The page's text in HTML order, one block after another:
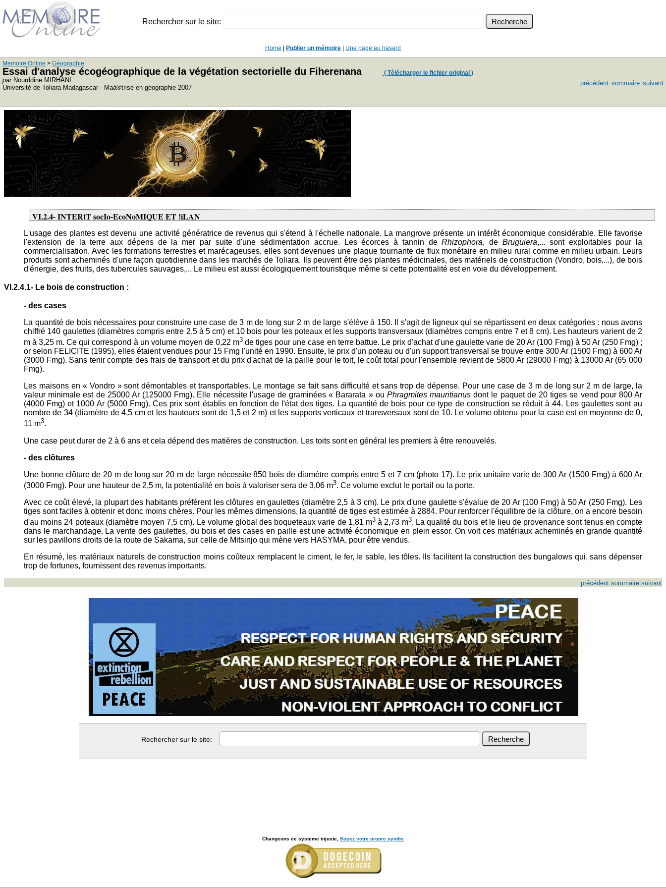
Rechercher sur le site:
Home Publier un mémoire Une page au hasard
Memoire Online > Géographie
Essai d'analyse écogéographique de la végétation sectorielle du Fiherenana ( Télécharger le fichier original )
parNourddine MIRHANI
Université de Toliara Madagascar - Maà®trise en géographie 2007
précédent sommaire suivant
VI.2.4- INTERtT socIo-EcoNoMIQUE ET !iLAN
L'usage des plantes est devenu une activité génératrice de revenus qui s'étend à l'échelle nationale. La mangrove présente un intérêt économique considérable. Elle favorise
l'extension de la terre aux dépens de la mer par suite d'une sédimentation accrue. Les écorces à tannin deRhizophora, de Bruguiera,... sont exploitables pour la
commercialisation. Avec les formations terrestres et marécageuses, elles sont devenues une plaque tournante de flux monétaire en milieu rural comme en milieu urbain. Leurs
produits sont acheminés d'une façon quotidienne dans les marchés de Toliara. Ils peuvent être des plantes médicinales, des matériels de construction (Vondro, bois,...), de bois
d'énergie, des fruits, des tubercules sauvages,... Le milieu est aussi écologiquement touristique même si cette potentialité est en voie du développement.
VI.2.4.1- Le bois de construction :
- des cases
La quantité de bois nécessaires pour construire une case de 3 m de long sur 2 m de large s'élève à 150. Il s'agit de ligneux qui se répartissent en deux catégories : nous avons
chiffré 140 gaulettes (diamètres compris entre 2,5 à 5 cm) et 10 bois pour les poteaux et les supports transversaux (diamètres compris entre 7 et 8 cm). Les hauteurs varient de 2
m à 3,25 m. Ce qui correspond à un volume moyen de 0,22 m3 de tiges pour une case en terre battue. Le prix d'achat d'une gaulette varie de 20 Ar (100 Fmg) à 50 Ar (250 Fmg) ;
or selon FELICITE (1995), elles étaient vendues pour 15 Fmg l'unité en 1990. Ensuite, le prix d'un poteau ou d'un support transversal se trouve entre 300 Ar (1500 Fmg) à 600 Ar
(3000 Fmg). Sans tenir compte des frais de transport et du prix d'achat de la paille pour le toit, le coût total pour l'ensemble revient de 5800 Ar (29000 Fmg) à 13000 Ar (65 000
Fmg).
Les maisons en « Vondro » sont démontables et transportables. Le montage se fait sans difficulté et sans trop de dépense. Pour une case de 3 m de long sur 2 m de large, la
valeur minimale est de 25000 Ar (125000 Fmg). Elle nécessite l'usage de graminées « Bararata » ou Phragmites mauritianus dont le paquet de 20 tiges se vend pour 800 Ar
(4000 Fmg) et 1000 Ar (5000 Fmg). Ces prix sont établis en fonction de l'état des tiges. La quantité de bois pour ce type de construction se réduit à 44. Les gaulettes sont au
nombre de 34 (diamètre de 4,5 cm et les hauteurs sont de 1,5 et 2 m) et les supports verticaux et transversaux sont de 10. Le volume obtenu pour la case est en moyenne de 0,
11 m3.
Une case peut durer de 2 à 6 ans et cela dépend des matières de construction. Les toits sont en général les premiers à être renouvelés.
- des clôtures
Une bonne clôture de 20 m de long sur 20 m de large nécessite 850 bois de diamètre compris entre 5 et 7 cm (photo 17). Le prix unitaire varie de 300 Ar (1500 Fmg) à 600 Ar
(3000 Fmg). Pour une hauteur de 2,5 m, la potentialité en bois à valoriser sera de 3,06 m3. Ce volume exclut le portail ou la porte.
Avec ce coût élevé, la plupart des habitants préfèrent les clôtures en gaulettes (diamètre 2,5 à 3 cm). Le prix d'une gaulette s'évalue de 20 Ar (100 Fmg) à 50 Ar (250 Fmg). Les
tiges sont faciles à obtenir et donc moins chères. Pour les mêmes dimensions, la quantité de tiges est estimée à 2884. Pour renforcer l'équilibre de la clôture, on a encore besoin
d'au moins 24 poteaux (diamètre moyen 7,5 cm). Le volume global des boqueteaux varie de 1,81 m3 à 2,73 m3. La qualité du bois et le lieu de provenance sont tenus en compte
dans le marchandage. La vente des gaulettes, du bois et des cases en paille est une activité économique en plein essor. On voit ces matériaux acheminés en grande quantité
sur les pavillons droits de la route de Sakama, sur celle de Mitsinjo qui mène vers HASYMA, pour être vendus.
En résumé, les matériaux naturels de construction moins coûteux remplacent le ciment, le fer, le sable, les tôles. Ils facilitent la construction des bungalows qui, sans dépenser
trop de fortunes, fournissent des revenus importants.
précédent sommaire suivant
Rechercher sur le site:
Changeons ce systeme injuste, Soyez votre propre syndic